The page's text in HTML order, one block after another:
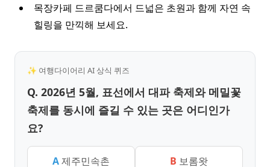
목장카페 드르쿰다에서 드넓은 초원과 함께 자연 속
힐링을 만끽해 보세요.
✨ 여행다이어리 AI 상식 퀴즈
Q. 2026년 5월, 표선에서 대파 축제와 메밀꽃
축제를 동시에 즐길 수 있는 곳은 어디인가
요?
A제주민속촌 B 보롬왓